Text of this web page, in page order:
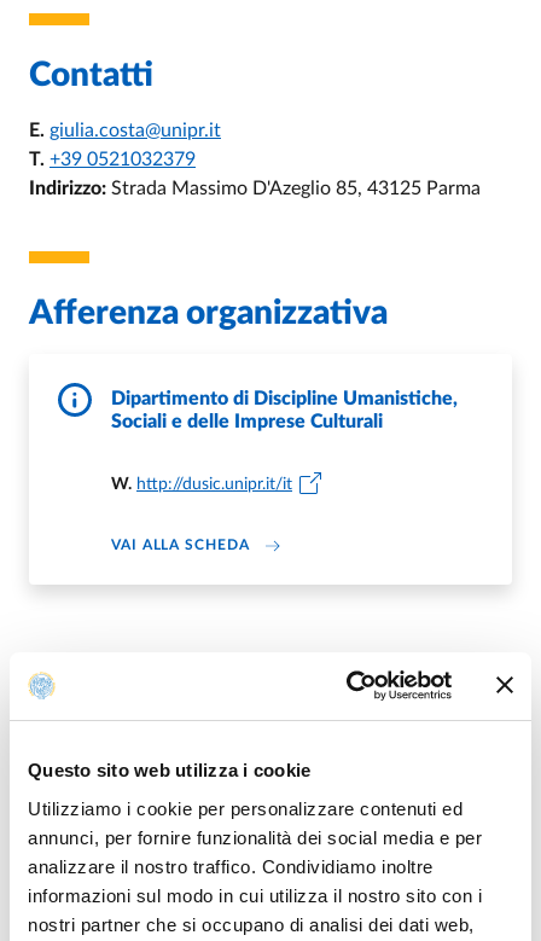
Questo sito web utilizza i cookie
Utilizziamo i cookie per personalizzare contenuti ed
annunci, per fornire funzionalità dei social media e per
analizzare il nostro traffico. Condividiamo inoltre
informazioni sul modo in cui utilizza il nostro sito con i
nostri partner che si occupano di analisi dei dati web,
Contatti
E. giulia.costa@unipr.it
T. +39 0521032379
Indirizzo: Strada Massimo D'Azeglio 85, 43125 Parma
Afferenza organizzativa
Dipartimento di Discipline Umanistiche,
Sociali e delle Imprese Culturali
W. http://dusic.unipr.it/it
VAI ALLA SCHEDADI DIPARTIMENTO DI DISCIPLINE
Altro personale della struttura a questo
indirizzo
Professoresse e professori di II fascia
Professoresse e professori emeriti e onorari